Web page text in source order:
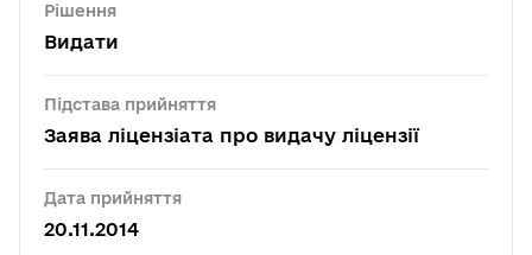
Рішення
Видати
Підстава прийняття
Заява ліцензіата про видачу ліцензії
Дата прийняття
20.11.2014